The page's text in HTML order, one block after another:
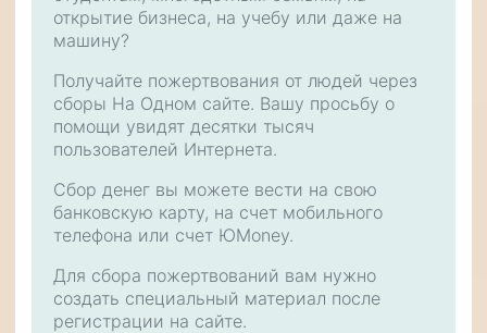
открытие бизнеса, на учебу или даже на
машину?
Получайте пожертвования от людей через
сборы На Одном сайте. Вашу просьбу о
помощи увидят десятки тысяч
пользователей Интернета.
Сбор денег вы можете вести на свою
банковскую карту, на счет мобильного
телефона или счет ЮMoney.
Для сбора пожертвований вам нужно
создать специальный материал после
регистрации на сайте.